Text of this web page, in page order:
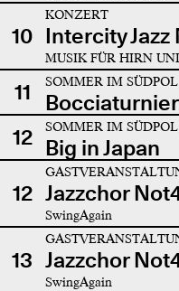
10
KONZERT
Intercity Jazz
MUSIK FÜR HIRN
11 SOMMER IM
Bocciaturnier
12
SOMMER IM
Big in Japan
12 Jazzchor
SwingAgain
13 Jazzchor
SwingAgain